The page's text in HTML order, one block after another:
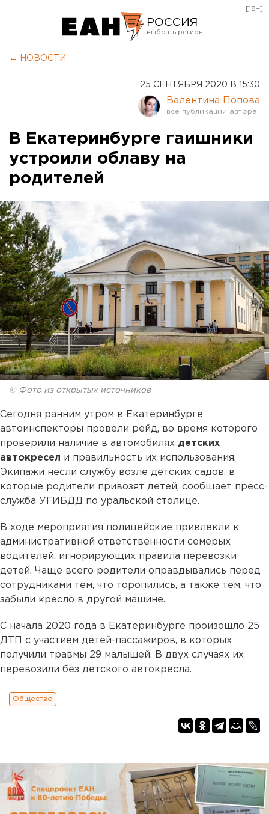
РОССИЯ
Курган
Оренбург
[18+]
← НОВОСТИ
25 СЕНТЯБРЯ 2020 В 15:30
Валентина Попова
В Екатеринбурге гаишники
устроили облаву на
родителей
© Фото из открытых источников
Сегодня ранним утром в Екатеринбурге
автоинспекторы провели рейд, во время которого
проверили наличие в автомобилях детских
автокресел и правильность их использования.
Экипажи несли службу возле детских садов, в
которые родители привозят детей, сообщает пресс-
служба УГИБДД по уральской столице.
В ходе мероприятия полицейские привлекли к
административной ответственности семерых
водителей, игнорирующих правила перевозки
детей. Чаще всего родители оправдывались перед
сотрудниками тем, что торопились, а также тем, что
забыли кресло в другой машине.
С начала 2020 года в Екатеринбурге произошло 25
ДТП с участием детей-пассажиров, в которых
получили травмы 29 малышей. В двух случаях их
перевозили без детского автокресла.
Общество